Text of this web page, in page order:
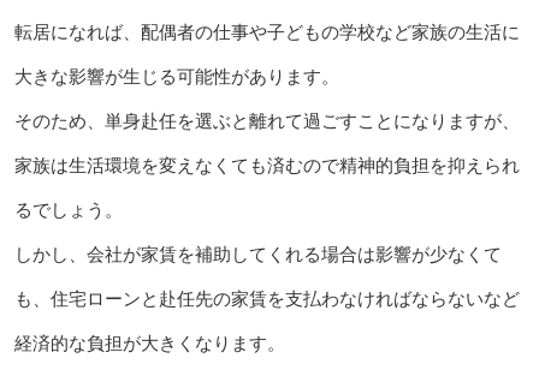
転居になれば、配偶者の仕事や子どもの学校など家族の生活に
大きな影響が生じる可能性があります。
そのため、単身赴任を選ぶと離れて過ごすことになりますが、
家族は生活環境を変えなくても済むので精神的負担を抑えられ
るでしょう。
しかし、会社が家賃を補助してくれる場合は影響が少なくて
も、住宅ローンと赴任先の家賃を支払わなければならないなど
経済的な負担が大きくなります。